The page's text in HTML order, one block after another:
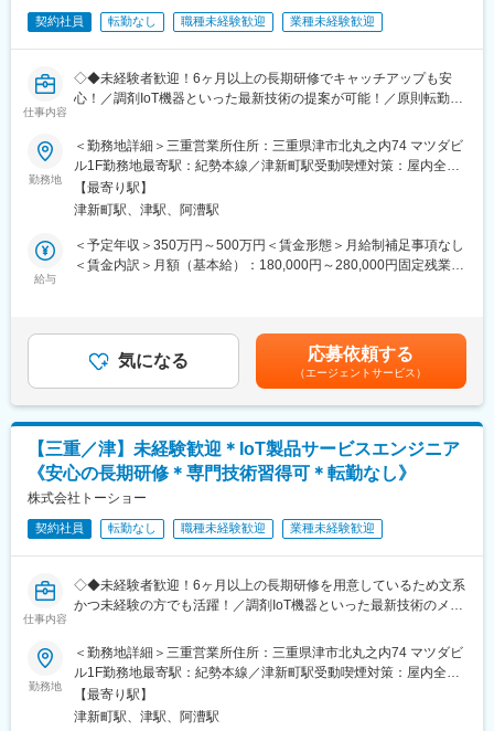
・サービス提供責任者（入社半年／年収420～650万円）
・サービスマネージャー（入社1年／年収560～700万円）
・エリアマネージャー（入社1年～／年収700～800万円）
・ブロックマネージャー（年収800～900万円）
・ゼネラルマネージャー（年収900～1200万円）
全く無い方でも立ち上りが可能となっております。
・業界トップクラスの調剤システムやIoT製品を扱っており、業務
を通して最新の技術に触れることが可能です。
・正社員登用は前提の採用です。就業態度に問題がなければ原則
登用となり、業界トップクラスシェアを誇る優良企業の正社員と
して安定就業が可能です。（登用率98%、試験ノルマなし）
【同社の魅力】
◆医療業界に貢献：
最新のIoT技術に注力しており、これまで人の手でアナログに行わ
れていた薬剤管理を、全自動で管理、調整、計測、分包まで対応
ない医療現場の安心安全や、医療従事者の負担軽減に大きく貢献
しています。
顧客からいかにシェアを獲得するか試行錯誤する面白さがありま
す。
変更の範囲：会社の定める業務
契約社員 転勤なし 職種未経験歓迎 業種未経験歓迎
仕事内容
◇◆未経験者歓迎！6ヶ月以上の長期研修でキャッチアップも安
心！／調剤IoT機器といった最新技術の提案が可能！／原則転勤は
仕事◆◇
【はじめに】
既存のお客様である調剤薬局やドラッグストアに対して、主力製
品である全自動調剤分包機などの調剤IoT機器を販売いただく職種
となります。
IoT製品の販売スキルの市場価値は上昇の一途を辿っており、同社
【業務概要】
・提案資料作成
・新規訪問
【その他補足情報】
・長期間の研修を用意しているため職種未経験＆技術的な知識が
全く無い方でも立ち上りが可能となっております。
・正社員登用は前提の採用です。就業態度に問題がなければ原則
登用となり、業界トップクラスシェアを誇る優良企業の正社員と
して安定就業が可能です。（登用率98%、試験やノルマなし）
・業界トップクラスのIoT製品や医療システムに触れる事が可能で
す。また、販売スキルだけでなく薬局運営コンサルティングのス
【ポジションの魅力】
・同社の製品やシステムが、24時間止めてはならない医療現場の
安心安全や、医療従事者の負担軽減に大きく貢献しています。
勤務地
＜勤務地詳細＞三重営業所住所：三重県津市北丸之内74 マツダビ
ル1F勤務地最寄駅：紀勢本線／津新町駅受動喫煙対策：屋内全面
禁煙変更の範囲：会社の定める事業所（リモートワーク含む）
【最寄り駅】
津新町駅、津駅、阿漕駅
給与
＜予定年収＞350万円～500万円＜賃金形態＞月給制補足事項なし
＜賃金内訳＞月額（基本給）：180,000円～280,000円固定残業手
＞※給与詳細は、年齢・スキルを考慮し決定します。■昇給：年1
回■賞与：年2回年収420万円／30歳 経験5年年収500万円／32歳
経験7年賃金はあくまでも目安の金額であり、選考を通じて上下す
る可能性があります。月給(月額)は固定手当を含めた表記です。
気になる 応募依頼する
（エージェントサービス）
【三重／津】未経験歓迎＊IoT製品サービスエンジニア
《安心の長期研修＊専門技術習得可＊転勤なし》
株式会社トーショー
契約社員 転勤なし 職種未経験歓迎 業種未経験歓迎
仕事内容
◇◆未経験者歓迎！6ヶ月以上の長期研修を用意しているため文系
かつ未経験の方でも活躍！／調剤IoT機器といった最新技術のメン
い方も歓迎！社会貢献性の高い仕事◆◇
【はじめに】
当ポジションはフィールドエンジニアと言われる、自社製品を購
入されたお客様先へ出向き、機械やシステムのメンテナンスを行
勤務地
＜勤務地詳細＞三重営業所住所：三重県津市北丸之内74 マツダビ
ル1F勤務地最寄駅：紀勢本線／津新町駅受動喫煙対策：屋内全面
禁煙変更の範囲：会社の定める事業所（リモートワーク含む）
【最寄り駅】
津新町駅、津駅、阿漕駅